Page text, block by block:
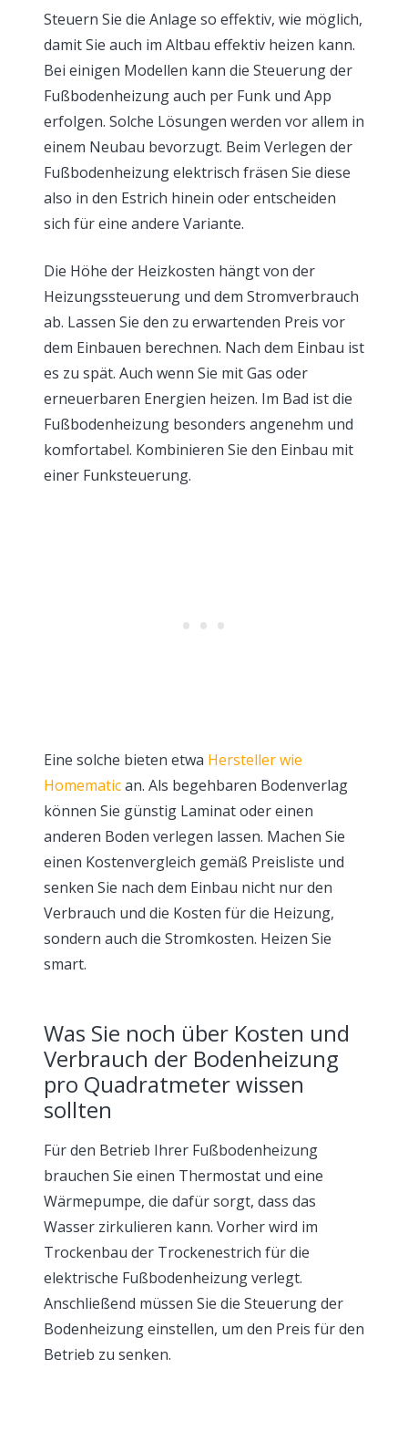
Steuern Sie die Anlage so effektiv, wie möglich,
damit Sie auch im Altbau effektiv heizen kann.
Bei einigen Modellen kann die Steuerung der
Fußbodenheizung auch per Funk und App
erfolgen. Solche Lösungen werden vor allem in
einem Neubau bevorzugt. Beim Verlegen der
Fußbodenheizung elektrisch fräsen Sie diese
also in den Estrich hinein oder entscheiden
sich für eine andere Variante.
Die Höhe der Heizkosten hängt von der
Heizungssteuerung und dem Stromverbrauch
ab. Lassen Sie den zu erwartenden Preis vor
dem Einbauen berechnen. Nach dem Einbau ist
es zu spät. Auch wenn Sie mit Gas oder
erneuerbaren Energien heizen. Im Bad ist die
Fußbodenheizung besonders angenehm und
komfortabel. Kombinieren Sie den Einbau mit
einer Funksteuerung.
Eine solche bieten etwa Hersteller wie
Homematican. Als begehbaren Bodenverlag
können Sie günstig Laminat oder einen
anderen Boden verlegen lassen. Machen Sie
einen Kostenvergleich gemäß Preisliste und
senken Sie nach dem Einbau nicht nur den
Verbrauch und die Kosten für die Heizung,
sondern auch die Stromkosten. Heizen Sie
smart.
Was Sie noch über Kosten und
Verbrauch der Bodenheizung
pro Quadratmeter wissen
sollten
Für den Betrieb Ihrer Fußbodenheizung
brauchen Sie einen Thermostat und eine
Wärmepumpe, die dafür sorgt, dass das
Wasser zirkulieren kann. Vorher wird im
Trockenbau der Trockenestrich für die
elektrische Fußbodenheizung verlegt.
Anschließend müssen Sie die Steuerung der
Bodenheizung einstellen, um den Preis für den
Betrieb zu senken.